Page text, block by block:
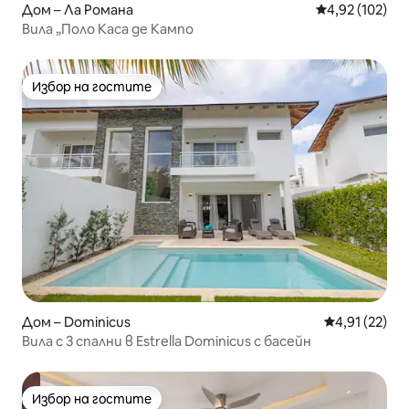
Дом – Ла Романа Средна
4,92 (102)
Вила „Поло Каса де Кампо
Избор на гостите
Избор на гостите
Дом – Dominicus Средна
4,91 (22)
Вила с 3 спални в Estrella Dominicus с басейн
Избор на гостите